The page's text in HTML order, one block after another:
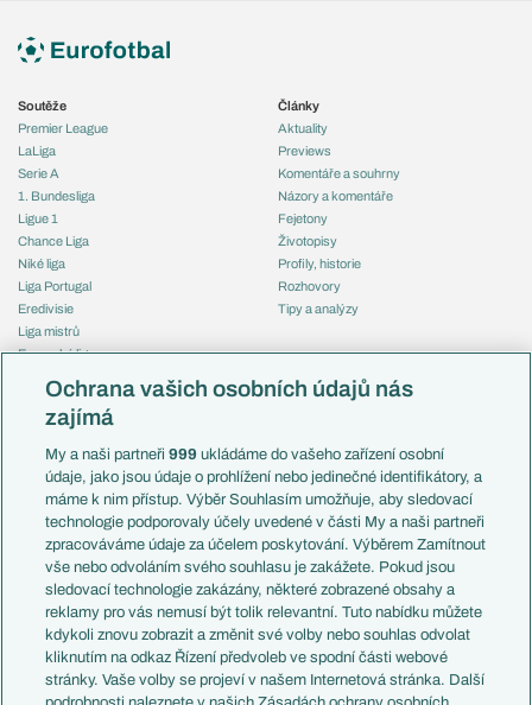
Soutěže
Premier League
LaLiga
Serie A
1. Bundesliga
Ligue 1
Chance Liga
Niké liga
Liga Portugal
Eredivisie
Liga mistrů
Evropská liga
Mistrovství světa
Liga národů
Témata
Představení týmů MS
EuroSkauting
PL v kostce
Evropské koeficienty
Přestupy
Přestupové spekulace
Zranění
Kluby
Články
Aktuality
Previews
Komentáře a souhrny
Názory a komentáře
Fejetony
Životopisy
Profily, historie
Rozhovory
Tipy a analýzy
Česko
Francie
Itálie
Německo
Španělsko
Argentina
Brazílie
Přestupy
Zápasy
Livescore
Tipovací soutěž
Ochrana vašich osobních údajů nás
zajímá
My a naši partneři999 ukládáme do vašeho zařízení osobní
údaje, jako jsou údaje o prohlížení nebo jedinečné identifikátory, a
máme k nim přístup. Výběr Souhlasím umožňuje, aby sledovací
technologie podporovaly účely uvedené v části My a naši partneři
zpracováváme údaje za účelem poskytování. Výběrem Zamítnout
vše nebo odvoláním svého souhlasu je zakážete. Pokud jsou
sledovací technologie zakázány, některé zobrazené obsahy a
reklamy pro vás nemusí být tolik relevantní. Tuto nabídku můžete
kdykoli znovu zobrazit a změnit své volby nebo souhlas odvolat
kliknutím na odkaz Řízení předvoleb ve spodní části webové
stránky. Vaše volby se projeví v našem Internetová stránka. Další